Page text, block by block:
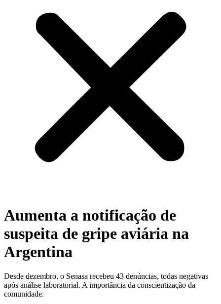
Aumenta a notificação de
suspeita de gripe aviária na
Argentina
Desde dezembro, o Senasa recebeu 43 denúncias, todas negativas
após análise laboratorial. A importância da conscientização da
comunidade.